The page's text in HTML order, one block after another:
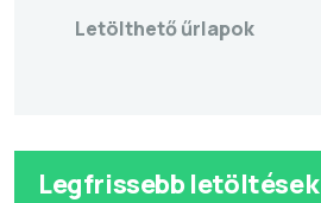
Letölthető űrlapok
Legfrissebb letöltések